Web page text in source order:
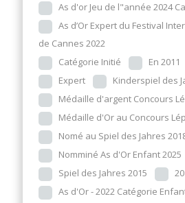
As d'or Jeu de l"année 2024
As d’Or Expert du Festival
de Cannes 2022
Catégorie Initié
En 2011
Expert
Kinderspiel des
Médaille d'argent Concours
Médaille d'Or au Concours
Nomé au Spiel des Jahres
Nomminé As d'Or Enfant 2025
Spiel des Jahres 2015
As d'Or - 2022 Catégorie